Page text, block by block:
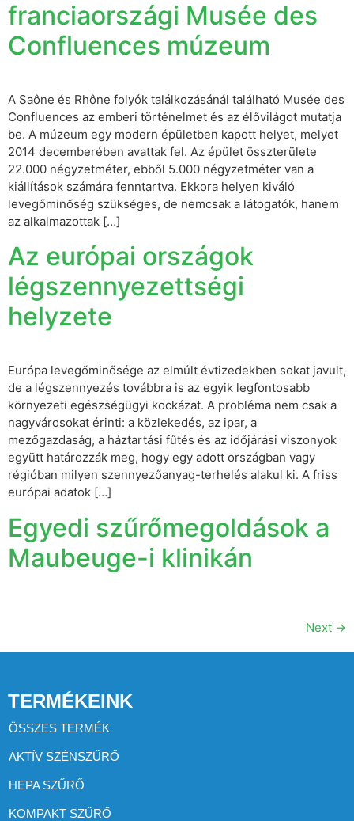
franciaországi Musée des
Confluences múzeum
A Saône és Rhône folyók találkozásánál található Musée des
Confluences az emberi történelmet és az élővilágot mutatja
be. A múzeum egy modern épületben kapott helyet, melyet
2014 decemberében avattak fel. Az épület összterülete
22.000 négyzetméter, ebből 5.000 négyzetméter van a
kiállítások számára fenntartva. Ekkora helyen kiváló
levegőminőség szükséges, de nemcsak a látogatók, hanem
az alkalmazottak […]
Az európai országok
légszennyezettségi
helyzete
Európa levegőminősége az elmúlt évtizedekben sokat javult,
de a légszennyezés továbbra is az egyik legfontosabb
környezeti egészségügyi kockázat. A probléma nem csak a
nagyvárosokat érinti: a közlekedés, az ipar, a
mezőgazdaság, a háztartási fűtés és az időjárási viszonyok
együtt határozzák meg, hogy egy adott országban vagy
régióban milyen szennyezőanyag-terhelés alakul ki. A friss
európai adatok […]
Egyedi szűrőmegoldások a
Maubeuge-i klinikán
Next →
TERMÉKEINK
ÖSSZES TERMÉK
AKTÍV SZÉNSZŰRŐ
HEPA SZŰRŐ
KOMPAKT SZŰRŐ